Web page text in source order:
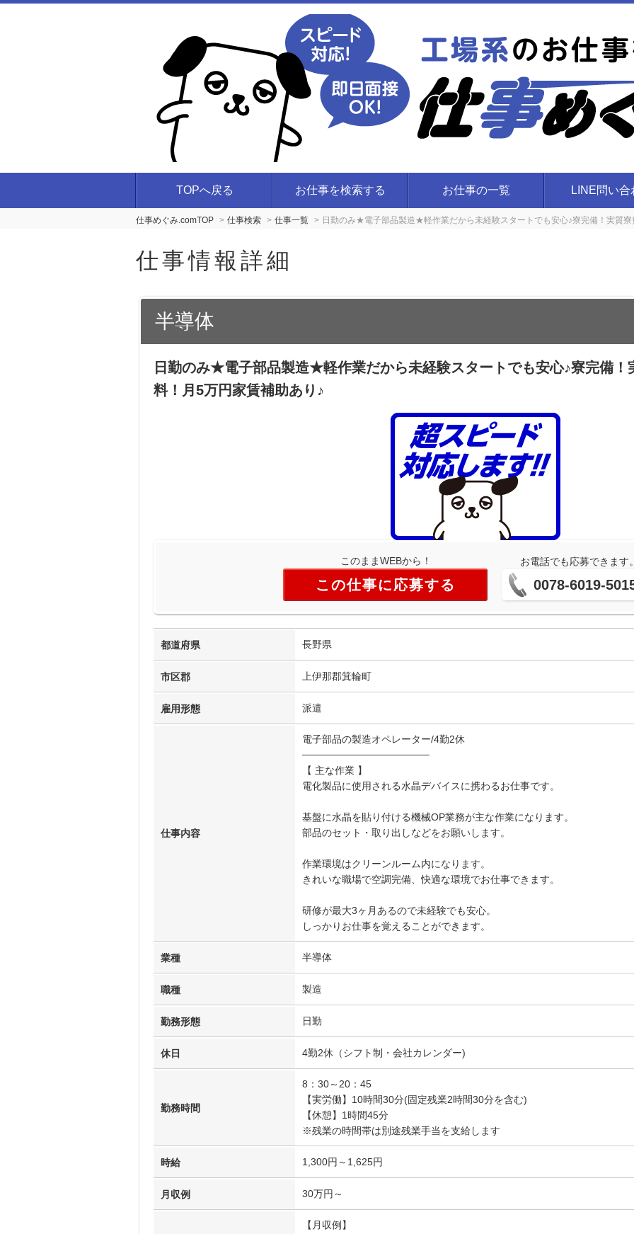
TOPへ戻る お仕事を検索する お仕事の一覧 LINE問い合
仕事めぐみ.comTOP 仕事検索 仕事一覧 日勤のみ★電子部品製造★軽作業だから未経験スタートでも安心♪寮完備！実質
仕事情報詳細
半導体
日勤のみ★電子部品製造★軽作業だから未経験スタートでも安心♪寮完備！
料！月5万円家賃補助あり♪
このままWEBから！
この仕事に応募する
お電話でも応募できます
0078-6019-
都道府県 長野県
市区郡 上伊那郡箕輪町
雇用形態 派遣
仕事内容
電子部品の製造オペレーター/4勤2休
──────────────────
【 主な作業 】
電化製品に使用される水晶デバイスに携わるお仕事です。
基盤に水晶を貼り付ける機械OP業務が主な作業になります。
部品のセット・取り出しなどをお願いします。
作業環境はクリーンルーム内になります。
きれいな職場で空調完備、快適な環境でお仕事できます。
研修が最大3ヶ月あるので未経験でも安心。
しっかりお仕事を覚えることができます。
業種 半導体
職種 製造
勤務形態 日勤
休日 4勤2休（シフト制・会社カレンダー)
勤務時間
8：30～20：45
【実労働】10時間30分(固定残業2時間30分を含む)
【休憩】1時間45分
※残業の時間帯は別途残業手当を支給します
時給 1,300円～1,625円
月収例 30万円～
【月収例】